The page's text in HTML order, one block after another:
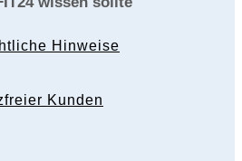
Hinweise
Kunden